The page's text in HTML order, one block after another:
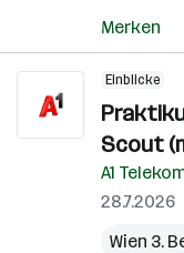
Merken
Einblicke
Scout
A1
28.7.2026
Wien 3.